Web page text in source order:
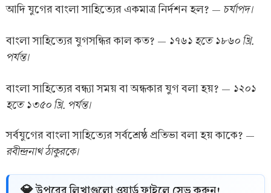
আদি যুগের বাংলা সাহিত্যের একমাত্র নির্দশন হল? — চর্যাপদ।
বাংলা সাহিত্যের যুগসন্ধির কাল কত? — ১৭৬১ হতে ১৮৬০ খ্রি.
পর্যন্ত।
বাংলা সাহিত্যের বন্ধ্যা সময় বা অন্ধকার যুগ বলা হয়? — ১২০১
হতে ১৩৫০ খ্রি. পর্যন্ত।
সর্বযুগের বাংলা সাহিত্যের সর্বশ্রেষ্ঠ প্রতিভা বলা হয় কাকে? —
রবীন্দ্রনাথ ঠাকুরকে।